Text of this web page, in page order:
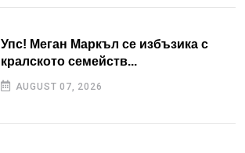
Упс! Меган Маркъл се избъзика с
кралското семейств...
AUGUST 07, 2026